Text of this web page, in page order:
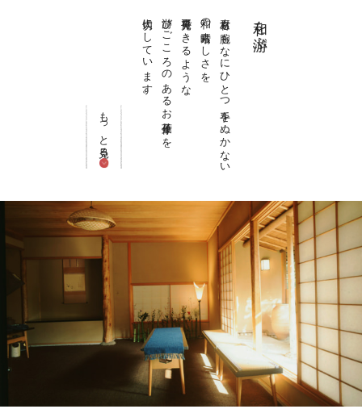
和を游ぶ
素材も腕もなにひとつ手をぬかない
和の素晴らしさを
再発見できるような
游びごころのあるお菓子作りを
大切にしています。
もっと見る